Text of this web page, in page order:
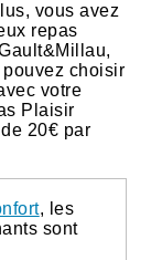
vous avez
repas
choisir
votre
Plaisir
20€ par
, les
sont